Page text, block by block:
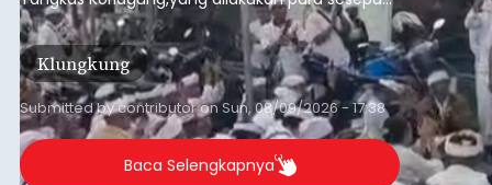
kedua belah pihak yang berseberangan.
Klungkung
Submitted bycontributoronSun, 08/09/2026 - 17:38
Baca Selengkapnya